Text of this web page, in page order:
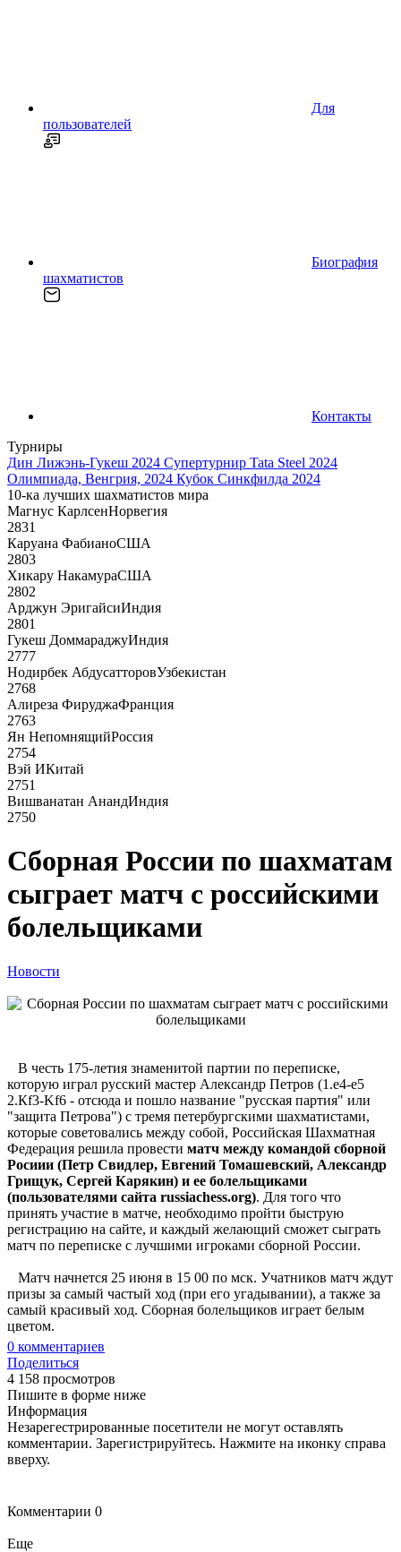
Для
пользователей
Биография
шахматистов
Контакты
Турниры
Дин Лижэнь-Гукеш 2024 Супертурнир Tata Steel 2024
Олимпиада, Венгрия, 2024 Кубок Синкфилда 2024
10-ка лучших шахматистов мира
Магнус КарлсенНорвегия
2831
Каруана ФабианоСША
2803
Хикару НакамураСША
2802
Арджун ЭригайсиИндия
2801
Гукеш ДоммараджуИндия
2777
Нодирбек АбдусатторовУзбекистан
2768
Алиреза ФируджаФранция
2763
Ян НепомнящийРоссия
2754
Вэй ИКитай
2751
Вишванатан АнандИндия
2750
Сборная России по шахматам
сыграет матч с российскими
болельщиками
Новости
В честь 175-летия знаменитой партии по переписке,
которую играл русский мастер Александр Петров (1.e4-e5
2.Кf3-Kf6 - отсюда и пошло название "русская партия" или
"защита Петрова") с тремя петербургскими шахматистами,
которые советовались между собой, Российская Шахматная
Федерация решила провести матч между командой сборной
Росиии (Петр Свидлер, Евгений Томашевский, Александр
Грищук, Сергей Карякин) и ее болельщиками
(пользователями сайта russiachess.org). Для того что
принять участие в матче, необходимо пройти быструю
регистрацию на сайте, и каждый желающий сможет сыграть
матч по переписке с лучшими игроками сборной России.
Матч начнется 25 июня в 15 00 по мск. Учатников матч ждут
призы за самый частый ход (при его угадывании), а также за
самый красивый ход. Сборная болельщиков играет белым
цветом.
0 комментариев
Поделиться
4 158 просмотров
Пишите в форме ниже
Информация
Незарегестрированные посетители не могут оставлять
комментарии. Зарегистрируйтесь. Нажмите на иконку справа
вверху.
Комментарии 0
Еще